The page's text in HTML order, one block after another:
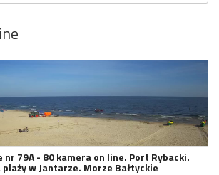
nr 79A - 80 kamera on line. Port Rybacki.
w Jantarze. Morze Bałtyckie